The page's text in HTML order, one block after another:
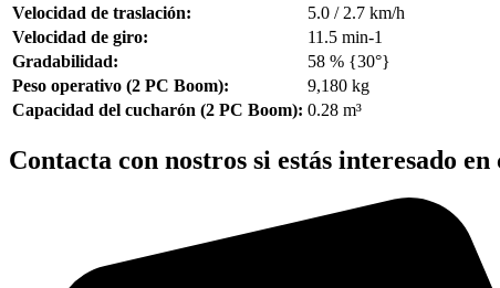
Velocidad de traslación:
5.0 / 2.7 km/h
Velocidad de giro:
11.5 min-1
Gradabilidad:
58 % {30°}
Peso operativo (2 PC Boom):
9,180 kg
Capacidad del cucharón (2 PC Boom): 0.28 m³
Contacta con nostros si estás interesado